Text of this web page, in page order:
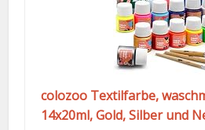
colozoo Textilfarbe,
14x20ml, Gold, Silber und